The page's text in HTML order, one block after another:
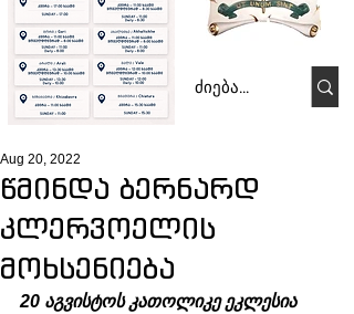
წმინდა ბერნარდ
კლერვოელის
მოხსენიება
Aug 20, 2022
20 აგვისტოს კათოლიკე ეკლესია